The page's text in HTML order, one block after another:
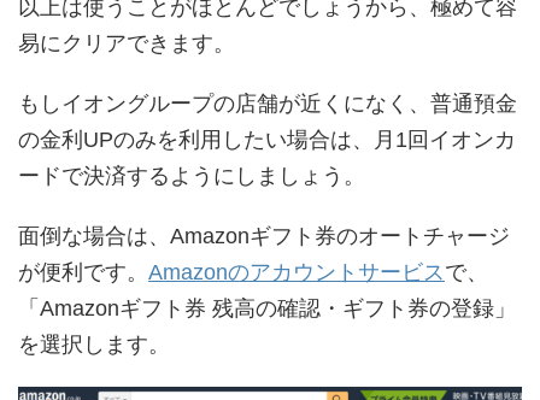
以上は使うことがほとんどでしょうから、極めて容
易にクリアできます。
もしイオングループの店舗が近くになく、普通預金
の金利UPのみを利用したい場合は、月1回イオンカ
ードで決済するようにしましょう。
面倒な場合は、Amazonギフト券のオートチャージ
が便利です。 Amazonのアカウントサービス で、
「Amazonギフト券 残高の確認・ギフト券の登録」
を選択します。